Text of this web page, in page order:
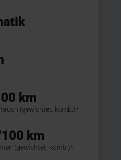
km
(gewichtet, komb.)*
km
(gewichtet, komb.)*